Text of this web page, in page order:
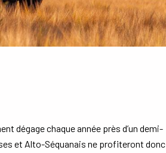
dégage chaque année près d’un demi-
et Alto-Séquanais ne profiteront donc